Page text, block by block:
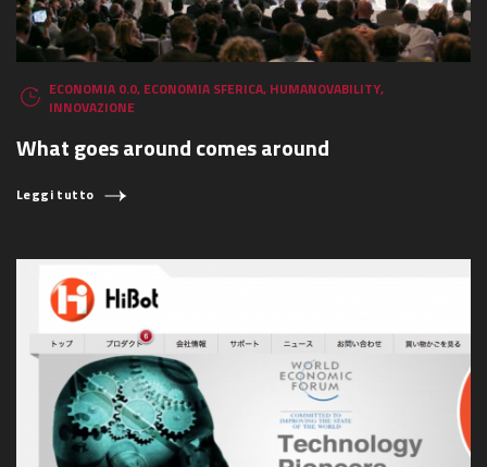
ECONOMIA 0.0, ECONOMIA SFERICA, HUMANOVABILITY,
INNOVAZIONE
What goes around comes around
Leggi tutto